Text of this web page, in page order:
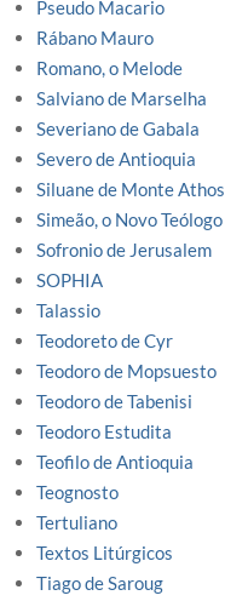
Pseudo Macario
Rábano Mauro
Romano, o Melode
Salviano de Marselha
Severiano de Gabala
Severo de Antioquia
Siluane de Monte Athos
Simeão, o Novo Teólogo
Sofronio de Jerusalem
SOPHIA
Talassio
Teodoreto de Cyr
Teodoro de Mopsuesto
Teodoro de Tabenisi
Teodoro Estudita
Teofilo de Antioquia
Teognosto
Tertuliano
Textos Litúrgicos
Tiago de Saroug